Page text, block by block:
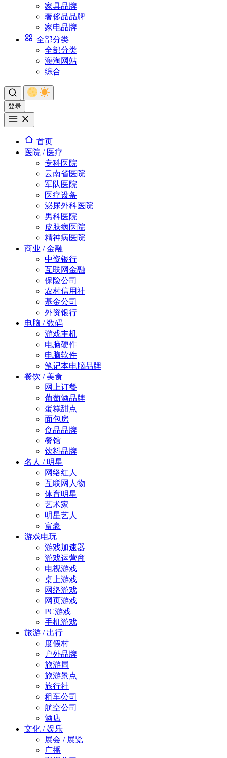
家具品牌
奢侈品品牌
家电品牌
全部分类
全部分类
海淘网站
综合
登录
首页
医院 / 医疗
专科医院
云南省医院
军队医院
医疗设备
泌尿外科医院
男科医院
皮肤病医院
精神病医院
商业 / 金融
中资银行
互联网金融
保险公司
农村信用社
基金公司
外资银行
电脑 / 数码
游戏主机
电脑硬件
电脑软件
笔记本电脑品牌
餐饮 / 美食
网上订餐
葡萄酒品牌
蛋糕甜点
面包房
食品品牌
餐馆
饮料品牌
名人 / 明星
网络红人
互联网人物
体育明星
艺术家
明星艺人
富豪
游戏电玩
游戏加速器
游戏运营商
电视游戏
桌上游戏
网络游戏
网页游戏
PC游戏
手机游戏
旅游 / 出行
度假村
户外品牌
旅游局
旅游景点
旅行社
租车公司
航空公司
酒店
文化 / 娱乐
展会 / 展览
广播